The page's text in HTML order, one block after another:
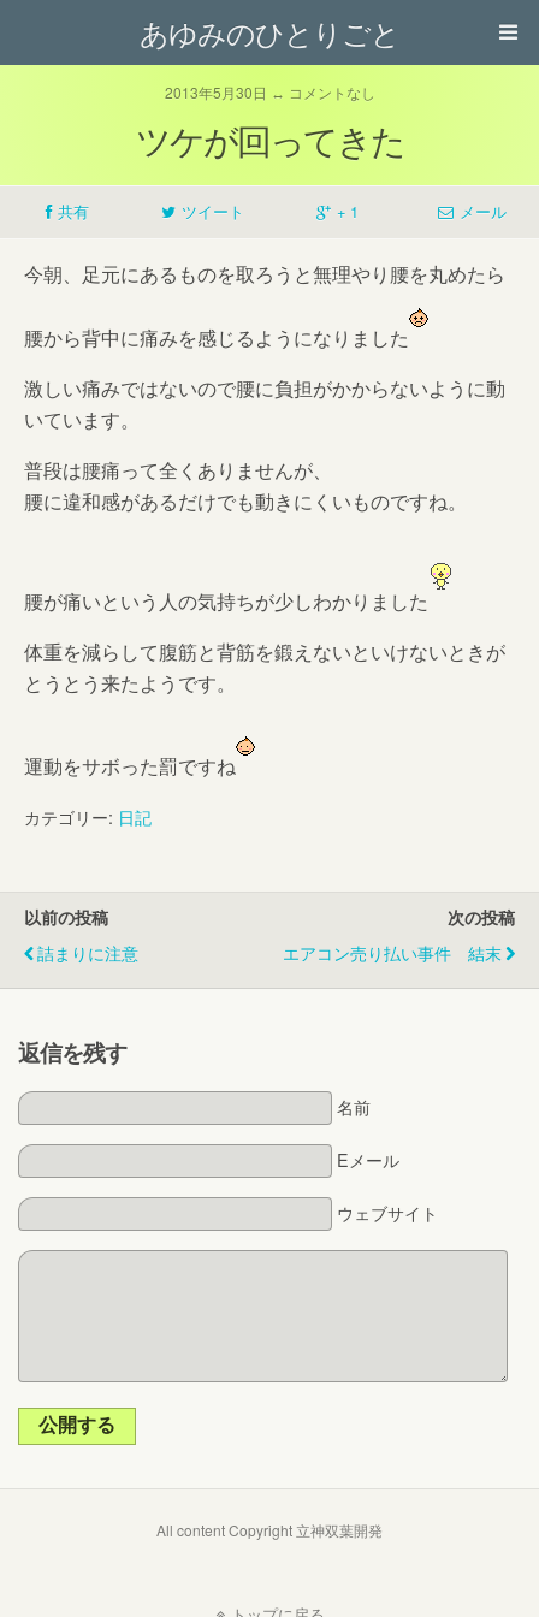
あゆみのひとりごと
2013年5月30日 ↔ コメントなし
ツケが回ってきた
共有 ツイート + 1 メール
今朝、足元にあるものを取ろうと無理やり腰を丸めたら
腰から背中に痛みを感じるようになりました
激しい痛みではないので腰に負担がかからないように動
いています。
普段は腰痛って全くありませんが、
腰に違和感があるだけでも動きにくいものですね。
腰が痛いという人の気持ちが少しわかりました
体重を減らして腹筋と背筋を鍛えないといけないときが
とうとう来たようです。
運動をサボった罰ですね
カテゴリー: 日記
以前の投稿
詰まりに注意
次の投稿
エアコン売り払い事件 結末
返信を残す
名前
Eメール
ウェブサイト
公開する
All content Copyright 立神双葉開発